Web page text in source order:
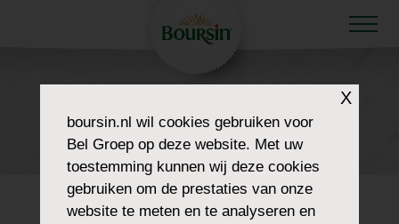
ADMIN-AJAX (3)
X
boursin.nl wil cookies gebruiken voor
Bel Groep op deze website. Met uw
toestemming kunnen wij deze cookies
gebruiken om de prestaties van onze
website te meten en te analyseren en